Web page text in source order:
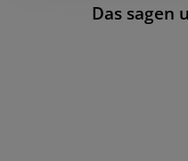
Das sagen